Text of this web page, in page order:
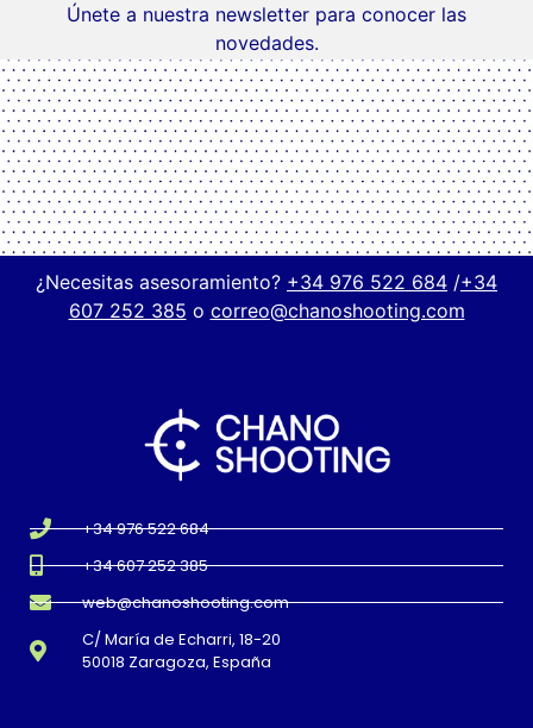
Únete a nuestra newsletter para conocer las
novedades.
¿Necesitas asesoramiento? +34 976 522 684 /+34
607 252 385 o correo@chanoshooting.com
+34 976 522 684
+34 607 252 385
web@chanoshooting.com
C/ María de Echarri, 18-20
50018 Zaragoza, España